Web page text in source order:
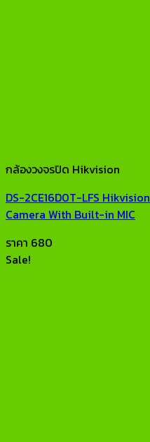
กล้องวงจรปิด Hikvision
DS-2CE16D0T-LFS
Camera With Built-in MIC
ราคา 680
Sale!